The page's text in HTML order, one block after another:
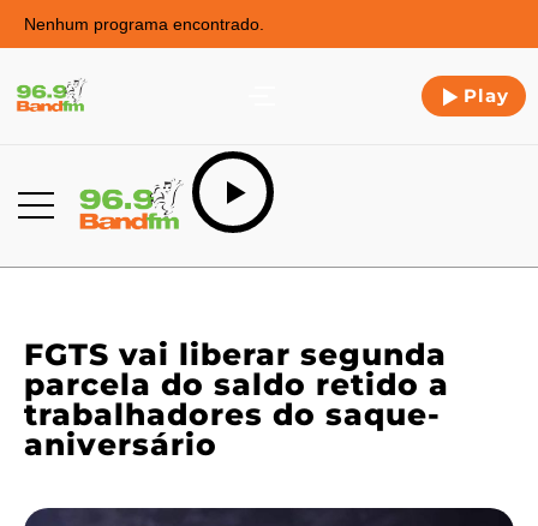
Nenhum programa encontrado.
Play
FGTS vai liberar segunda
parcela do saldo retido a
trabalhadores do saque-
aniversário